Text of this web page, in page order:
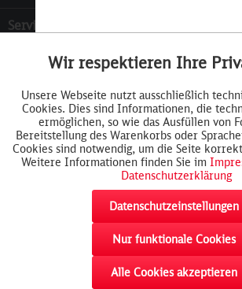
Services
AGB Cookie-
Impressum
Datenschutz
Funktionale
Tracking
Wir respektieren Ihre
Unsere Webseite nutzt ausschließlich
Cookies. Dies sind Informationen, die
ermöglichen, so wie das Ausfüllen von
Bereitstellung des Warenkorbs oder
Cookies sind notwendig, um die Seite
Weitere Informationen finden Sie im
Datenschutzerklärung
Datenschutzeinstellungen
Nur funktionale Cookies
akzeptieren
Alle Cookies akzeptieren